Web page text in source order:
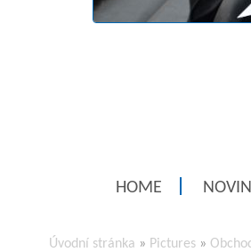
HOME
Úvodní stránka » Pictures »